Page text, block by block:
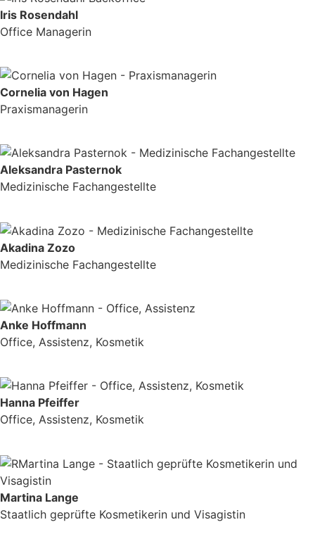
Iris Rosendahl
Office Managerin
Cornelia von Hagen
Praxismanagerin
Aleksandra Pasternok
Medizinische Fachangestellte
Akadina Zozo
Medizinische Fachangestellte
Anke Hoffmann
Office, Assistenz, Kosmetik
Hanna Pfeiffer
Office, Assistenz, Kosmetik
Martina Lange
Staatlich geprüfte Kosmetikerin und Visagistin